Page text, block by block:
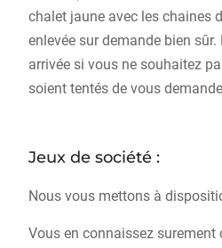
chalet jaune avec les chaines
enlevée sur demande bien
arrivée si vous ne souhaitez
soient tentés de vous
Jeux de société :
Nous vous mettons à
Vous en connaissez surement